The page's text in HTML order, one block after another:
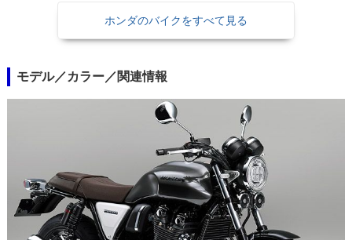
ホンダのバイクをすべて見る
モデル／カラー／関連情報